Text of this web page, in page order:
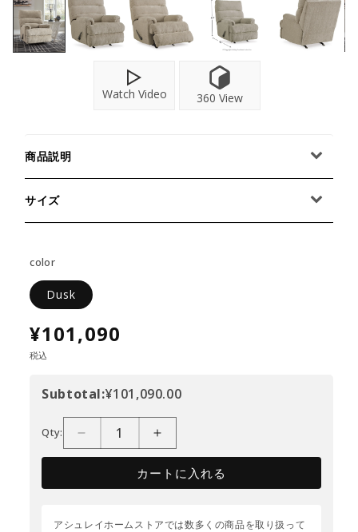
Watch Video 360 View
商品説明
サイズ
color
Dusk
¥101,090
税込
Subtotal:¥101,090.00
Qty:
カートに入れる
アシュレイホームストアでは数多くの商品を取り扱って